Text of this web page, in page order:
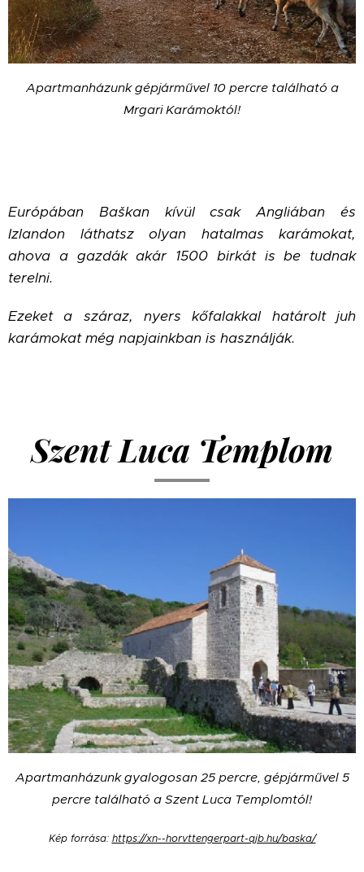
Apartmanházunk gépjárművel 10 percre található a
Mrgari Karámoktól!
Európában Baškan kívül csak Angliában és
Izlandon láthatsz olyan hatalmas karámokat,
ahova a gazdák akár 1500 birkát is be tudnak
terelni.
Ezeket a száraz, nyers kőfalakkal határolt juh
karámokat még napjainkban is használják.
Szent Luca Templom
Apartmanházunk gyalogosan 25 percre, gépjárművel 5
percre található a Szent Luca Templomtól!
Kép forrása: https://xn--horvttengerpart-qjb.hu/baska/